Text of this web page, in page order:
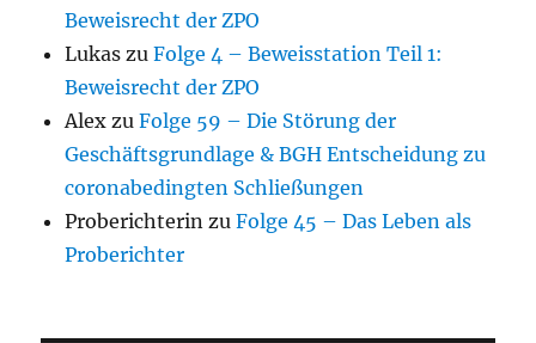
Beweisrecht der ZPO
Lukas zuFolge 4 – Beweisstation Teil 1:
Beweisrecht der ZPO
Alex zuFolge 59 – Die Störung der
Geschäftsgrundlage & BGH Entscheidung zu
coronabedingten Schließungen
Proberichterin zuFolge 45 – Das Leben als
Proberichter